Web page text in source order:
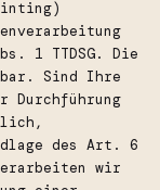
1 TTDSG. Die
Sind Ihre
Durchführung
des Art. 6
wir